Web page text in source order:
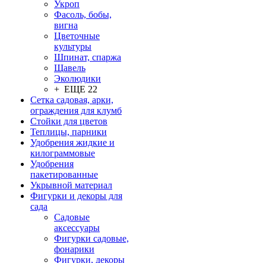
Укроп
Фасоль, бобы,
вигна
Цветочные
культуры
Шпинат, спаржа
Щавель
Эколюдики
+ ЕЩЕ 22
Сетка садовая, арки,
ограждения для клумб
Стойки для цветов
Теплицы, парники
Удобрения жидкие и
килограммовые
Удобрения
пакетированные
Укрывной материал
Фигурки и декоры для
сада
Садовые
аксессуары
Фигурки садовые,
фонарики
Фигурки, декоры